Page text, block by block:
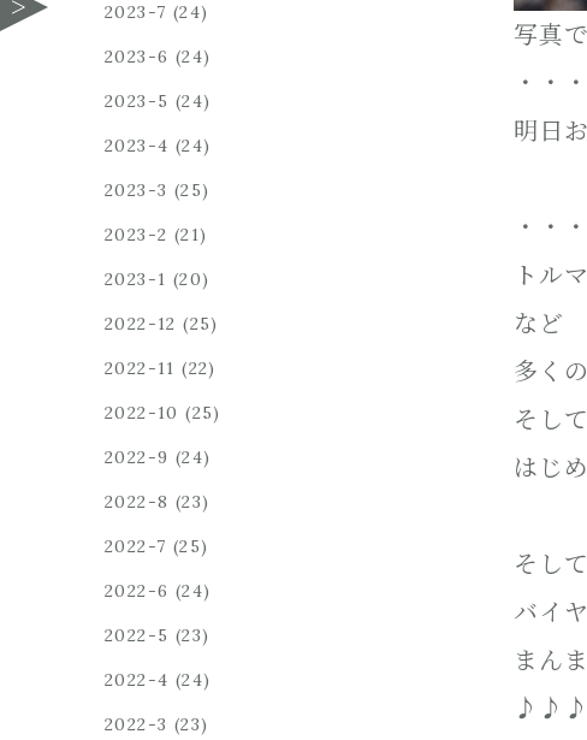
2023-7 (24)
2023-6 (24)
2023-5 (24)
2023-4 (24)
2023-3 (25)
2023-2 (21)
2023-1 (20)
2022-12 (25)
2022-11 (22)
2022-10 (25)
2022-9 (24)
2022-8 (23)
2022-7 (25)
2022-6 (24)
2022-5 (23)
2022-4 (24)
2022-3 (23)
写真
・・・
明日
・・
トル
など
多く
そし
はじ
そし
バイ
まん
♪♪♪